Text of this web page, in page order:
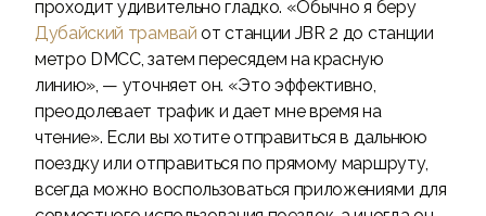
проходит удивительно гладко. «Обычно я беру
Дубайский трамвай от станции JBR 2 до станции
метро DMCC, затем пересядем на красную
линию», — уточняет он. «Это эффективно,
преодолевает трафик и дает мне время на
чтение». Если вы хотите отправиться в дальнюю
поездку или отправиться по прямому маршруту,
всегда можно воспользоваться приложениями для